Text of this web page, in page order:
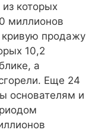
которых
миллионов
продажу
10,2
а
Еще 24
основателям и